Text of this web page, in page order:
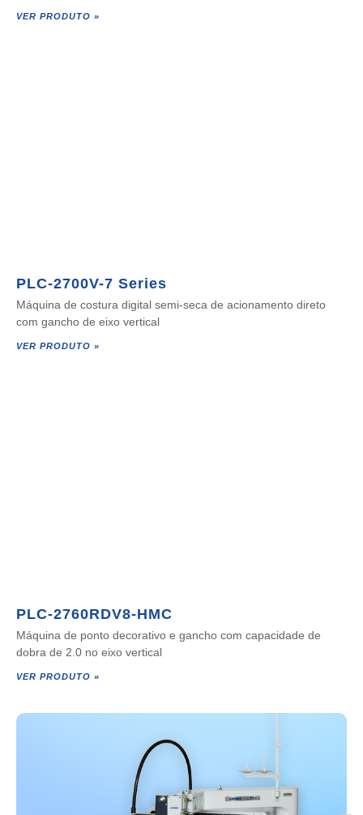
VER PRODUTO »
PLC-2700V-7 Series
Máquina de costura digital semi-seca de acionamento direto
com gancho de eixo vertical
VER PRODUTO »
PLC-2760RDV8-HMC
Máquina de ponto decorativo e gancho com capacidade de
dobra de 2.0 no eixo vertical
VER PRODUTO »